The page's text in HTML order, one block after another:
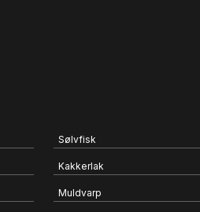
Sølvfisk
Kakkerlak
Muldvarp